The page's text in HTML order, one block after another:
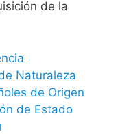
de la
Naturaleza
de Origen
de Estado